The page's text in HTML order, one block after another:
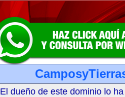
El dueño de este dominio lo